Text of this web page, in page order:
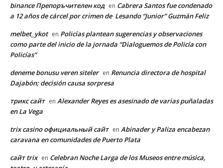
binance Препоръчителен код en Cabrera Santos fue condenado
a 12 años de cárcel por crimen de Lesando “Junior” Guzmán Feliz
melbet_ykot en Policías plantean sugerencias y observaciones
como parte del inicio de la jornada “Dialoguemos de Policía con
Policías”
deneme bonusu veren siteler en Renuncia directora de hospital
Dajabón; decisión causa sorpresa
трикс сайт en Alexander Reyes es asesinado de varias puñaladas
en La Vega
trix casino официальный сайт en Abinader y Paliza encabezan
caravana en comunidades de Puerto Plata
сайт trix en Celebran Noche Larga de los Museos entre música,